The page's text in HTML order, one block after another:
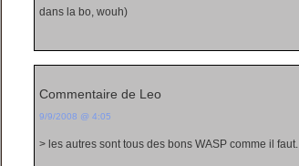
dans la bo, wouh)
Commentaire de Leo
9/9/2008 @ 4:05
> les autres sont tous des bons WASP comme il faut.